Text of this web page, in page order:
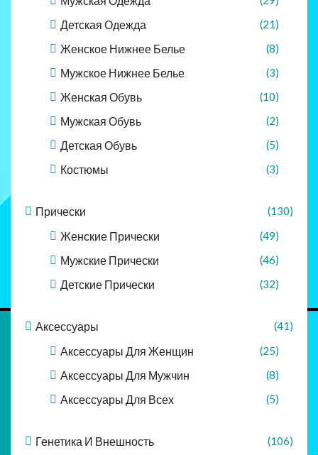
Детская Одежда (21)
Женское Нижнее Белье (8)
Мужское Нижнее Белье (3)
Женская Обувь (10)
Мужская Обувь (2)
Детская Обувь (5)
Костюмы (3)
Прически (130)
Женские Прически (49)
Мужские Прически (46)
Детские Прически (32)
Аксессуары (41)
Аксессуары Для Женщин (25)
Аксессуары Для Мужчин (8)
Аксессуары Для Всех (5)
Генетика И Внешность (106)